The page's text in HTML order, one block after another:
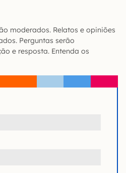
moderados. Relatos e opiniões
Perguntas serão
e resposta. Entenda os